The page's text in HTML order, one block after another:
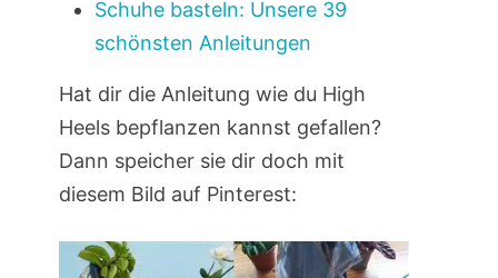
Schuhe basteln: Unsere 39
schönsten Anleitungen
Hat dir die Anleitung wie du High
Heels bepflanzen kannst gefallen?
Dann speicher sie dir doch mit
diesem Bild auf Pinterest: